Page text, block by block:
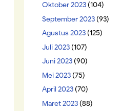
Oktober 2023(104)
September 2023(93)
Agustus 2023(125)
Juli 2023(107)
Juni 2023(90)
Mei 2023(75)
April 2023(70)
Maret 2023(88)